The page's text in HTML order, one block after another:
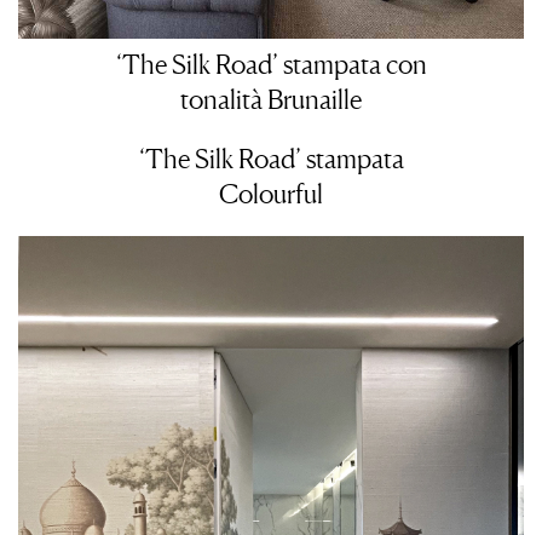
‘The Silk Road’ stampata con
tonalità Brunaille
‘The Silk Road’ stampata
Colourful